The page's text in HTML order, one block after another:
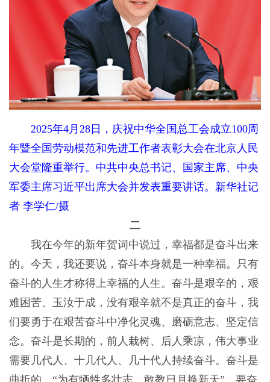
2025年4月28日，庆祝中华全国总工会成立100周
年暨全国劳动模范和先进工作者表彰大会在北京人民
大会堂隆重举行。中共中央总书记、国家主席、中央
军委主席习近平出席大会并发表重要讲话。新华社记
者 李学仁/摄
二
我在今年的新年贺词中说过，幸福都是奋斗出来
的。今天，我还要说，奋斗本身就是一种幸福。只有
奋斗的人生才称得上幸福的人生。奋斗是艰辛的，艰
难困苦、玉汝于成，没有艰辛就不是真正的奋斗，我
们要勇于在艰苦奋斗中净化灵魂、磨砺意志、坚定信
念。奋斗是长期的，前人栽树、后人乘凉，伟大事业
需要几代人、十几代人、几十代人持续奋斗。奋斗是
曲折的，“为有牺牲多壮志，敢教日月换新天”，要奋